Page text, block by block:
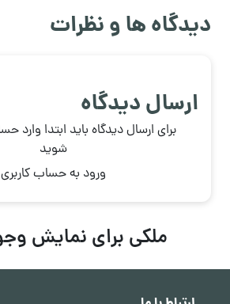
دیدگاه ها و نظرات
ارسال دیدگاه
برای ارسال دیدگاه باید ابتدا وارد
شوید
ورود به حساب کاربری
ملکی برای نمایش